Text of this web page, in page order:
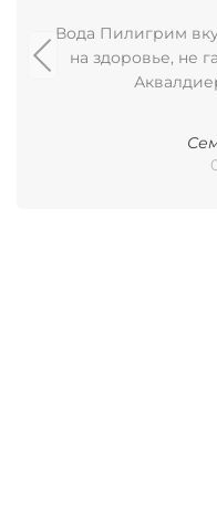
Вода Пилигрим
на здоровье, не